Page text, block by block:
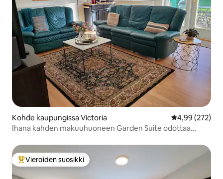
Kohde kaupungissa Victoria
4,99 (272)
Ihana kahden makuuhuoneen Garden Suite odottaa
Vieraiden suosikkien parhaimmistoa
Vieraiden suosikki